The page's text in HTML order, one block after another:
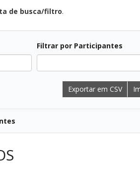
de busca/filtro.
Filtrar por Participantes
Exportar em CSV